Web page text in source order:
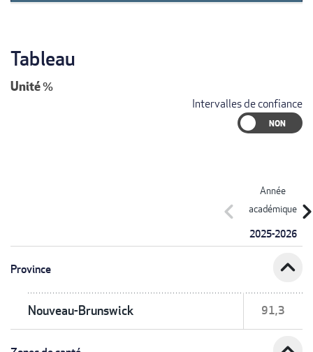
Tableau
Unité%
Intervalles de confiance
Année
académique
2025-2026
chevron_left
Province expand_less
Nouveau-Brunswick 91,3